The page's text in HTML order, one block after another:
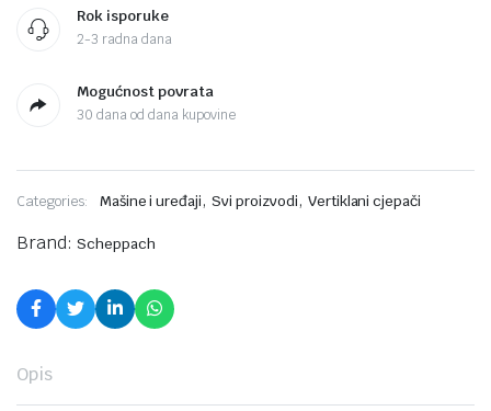
Rok isporuke
2-3 radna dana
Mogućnost povrata
30 dana od dana kupovine
Categories: Mašine i uređaji,Svi proizvodi, Vertiklani cjepači
Brand: Scheppach
Opis